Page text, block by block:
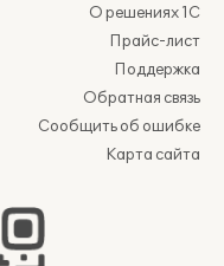
О решениях 1С
Прайс-лист
Поддержка
Обратная связь
Сообщить об ошибке
Карта сайта